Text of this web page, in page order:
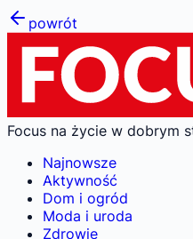
powrót
Focus na życie w dobrym
Najnowsze
Aktywność
Dom i ogród
Moda i uroda
Zdrowie